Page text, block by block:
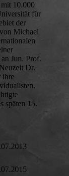
10.000
für
der
Michael
Jun. Prof.
Dr.
ihre
späten 15.